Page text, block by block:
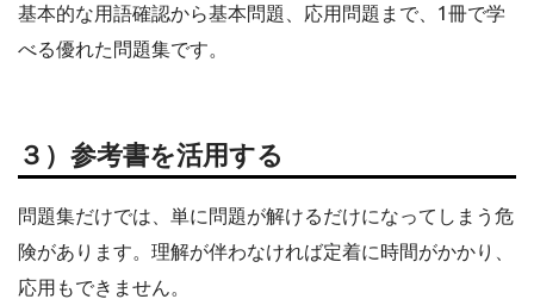
基本的な用語確認から基本問題、応用問題まで、1冊で学
べる優れた問題集です。
３）参考書を活用する
問題集だけでは、単に問題が解けるだけになってしまう危
険があります。理解が伴わなければ定着に時間がかかり、
応用もできません。